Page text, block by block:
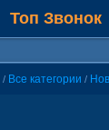
Топ Звонок
/ Все категории /